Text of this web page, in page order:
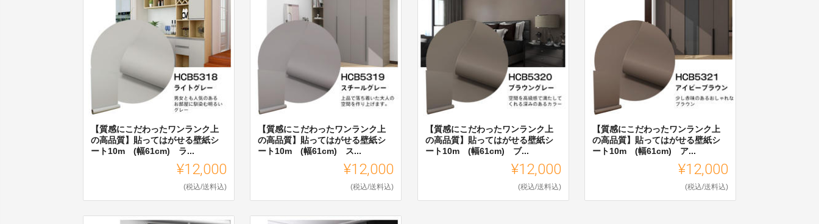
【質感にこだわったワンランク上
の高品質】貼ってはがせる壁紙シ
ート10m (幅61cm) ラ...
¥12,000
(税込/送料込)
【質感にこだわったワンランク上
の高品質】貼ってはがせる壁紙シ
ート10m (幅61cm) ス...
¥12,000
(税込/送料込)
【質感にこだわったワンランク上
の高品質】貼ってはがせる壁紙シ
ート10m (幅61cm) ブ...
¥12,000
(税込/送料込)
【質感にこだわったワンランク上
の高品質】貼ってはがせる壁紙シ
ート10m (幅61cm) ア...
¥12,000
(税込/送料込)